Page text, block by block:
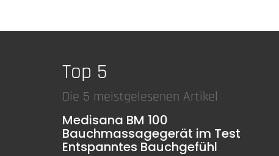
Top 5
Die 5 meistgelesenen Artikel
Medisana BM 100
Bauchmassagegerät im Test
Entspanntes Bauchgefühl